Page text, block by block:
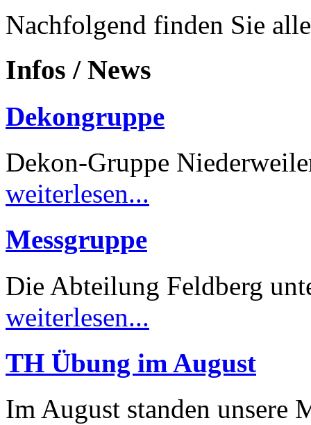
Nachfolgend finden Sie
Infos / News
Dekongruppe
Dekon-Gruppe
weiterlesen...
Messgruppe
Die Abteilung Feldberg
weiterlesen...
TH Übung im August
Im August standen unsere